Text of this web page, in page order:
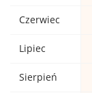
Czerwiec
Lipiec
Sierpień